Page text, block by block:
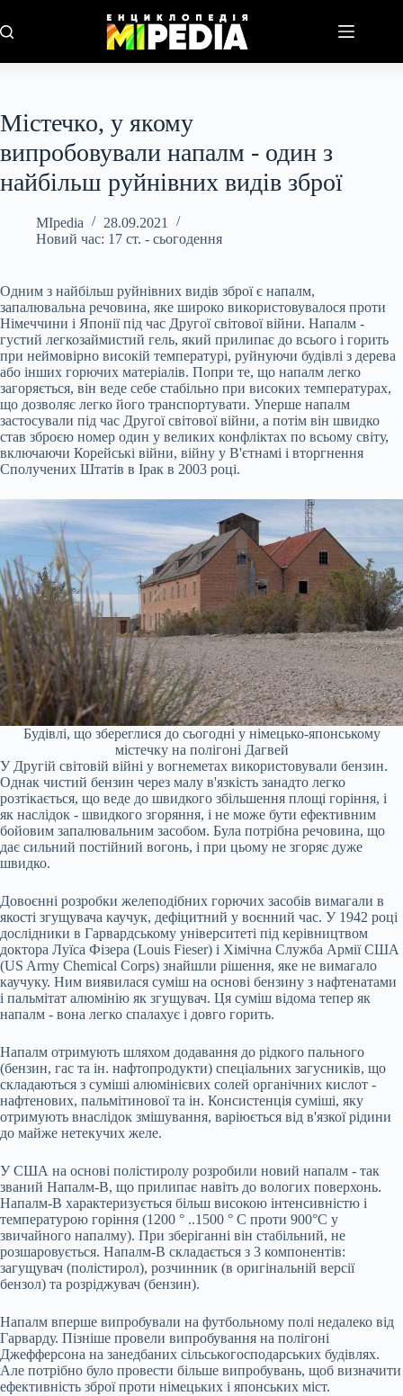
до
вмісту
Містечко, у якому
випробовували напалм - один з
найбільш руйнівних видів зброї
MIpedia
28.09.2021
Новий час: 17 ст. - сьогодення
Одним з найбільш руйнівних видів зброї є напалм,
запалювальна речовина, яке широко використовувалося проти
Німеччини і Японії під час Другої світової війни. Напалм -
густий легкозаймистий гель, який прилипає до всього і горить
при неймовірно високій температурі, руйнуючи будівлі з дерева
або інших горючих матеріалів. Попри те, що напалм легко
загоряється, він веде себе стабільно при високих температурах,
що дозволяє легко його транспортувати. Уперше напалм
застосували під час Другої світової війни, а потім він швидко
став зброєю номер один у великих конфліктах по всьому світу,
включаючи Корейські війни, війну у В'єтнамі і вторгнення
Сполучених Штатів в Ірак в 2003 році.
Будівлі, що збереглися до сьогодні у німецько-японському
містечку на полігоні Дагвей
У Другій світовій війні у вогнеметах використовували бензин.
Однак чистий бензин через малу в'язкість занадто легко
розтікається, що веде до швидкого збільшення площі горіння, і
як наслідок - швидкого згоряння, і не може бути ефективним
бойовим запалювальним засобом. Була потрібна речовина, що
дає сильний постійний вогонь, і при цьому не згоряє дуже
швидко.
Довоєнні розробки желеподібних горючих засобів вимагали в
якості згущувача каучук, дефіцитний у воєнний час. У 1942 році
дослідники в Гарвардському університеті під керівництвом
доктора Луїса Фізера (Louis Fieser) і Хімічна Служба Армії США
(US Army Chemical Corps) знайшли рішення, яке не вимагало
каучуку. Ним виявилася суміш на основі бензину з нафтенатами
і пальмітат алюмінію як згущувач. Ця суміш відома тепер як
напалм - вона легко спалахує і довго горить.
Напалм отримують шляхом додавання до рідкого пального
(бензин, гас та ін. нафтопродукти) спеціальних загусників, що
складаються з суміші алюмінієвих солей органічних кислот -
нафтенових, пальмітинової та ін. Консистенція суміші, яку
отримують внаслідок змішування, варіюється від в'язкої рідини
до майже нетекучих желе.
У США на основі полістиролу розробили новий напалм - так
званий Напалм-В, що прилипає навіть до вологих поверхонь.
Напалм-В характеризується більш високою інтенсивністю і
температурою горіння (1200 ° ..1500 ° C проти 900°C у
звичайного напалму). При зберіганні він стабільний, не
розшаровується. Напалм-В складається з 3 компонентів:
загущувач (полістирол), розчинник (в оригінальній версії
бензол) та розріджувач (бензин).
Напалм вперше випробували на футбольному полі недалеко від
Гарварду. Пізніше провели випробування на полігоні
Джефферсона на занедбаних сільськогосподарських будівлях.
Але потрібно було провести більше випробувань, щоб визначити
ефективність зброї проти німецьких і японських міст.